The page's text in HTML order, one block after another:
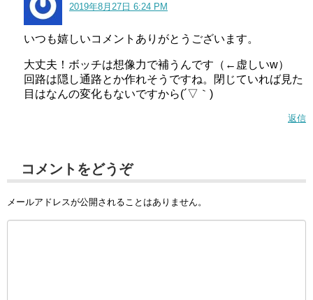
2019年8月27日 6:24 PM
いつも嬉しいコメントありがとうございます。
大丈夫！ボッチは想像力で補うんです（←虚しいw）
回路は隠し通路とか作れそうですね。閉じていれば見た
目はなんの変化もないですから(´▽｀)
返信
コメントをどうぞ
メールアドレスが公開されることはありません。